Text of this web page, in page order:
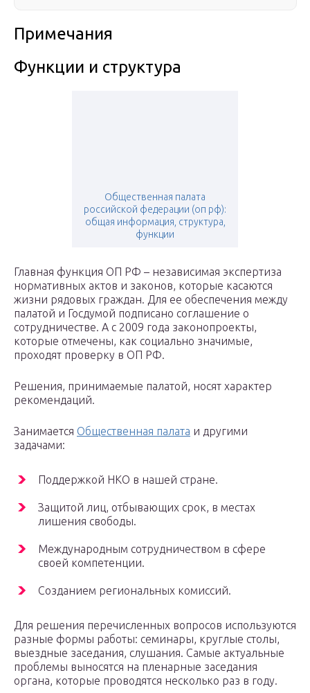
Примечания
Функции и структура
Общественная палата
российской федерации (оп рф):
общая информация, структура,
функции
Главная функция ОП РФ – независимая экспертиза
нормативных актов и законов, которые касаются
жизни рядовых граждан. Для ее обеспечения между
палатой и Госдумой подписано соглашение о
сотрудничестве. А с 2009 года законопроекты,
которые отмечены, как социально значимые,
проходят проверку в ОП РФ.
Решения, принимаемые палатой, носят характер
рекомендаций.
Занимается Общественная палата и другими
задачами:
Поддержкой НКО в нашей стране.
Защитой лиц, отбывающих срок, в местах
лишения свободы.
Международным сотрудничеством в сфере
своей компетенции.
Созданием региональных комиссий.
Для решения перечисленных вопросов используются
разные формы работы: семинары, круглые столы,
выездные заседания, слушания. Самые актуальные
проблемы выносятся на пленарные заседания
органа, которые проводятся несколько раз в году.